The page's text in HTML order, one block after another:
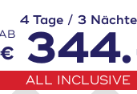
4 Tage / 3 Nächte
€
ALL INCLUSIVE